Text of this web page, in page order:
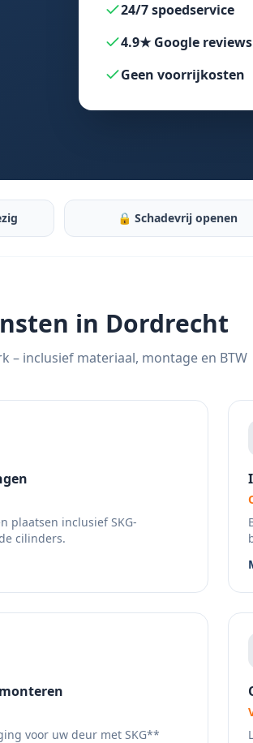
24/7 spoedservice
4.9★ Google reviews
Geen voorrijkosten
🔒 Schadevrij openen
in Dordrecht
– inclusief materiaal, montage en BTW
plaatsen inclusief SKG-
cilinders.
voor uw deur met SKG**